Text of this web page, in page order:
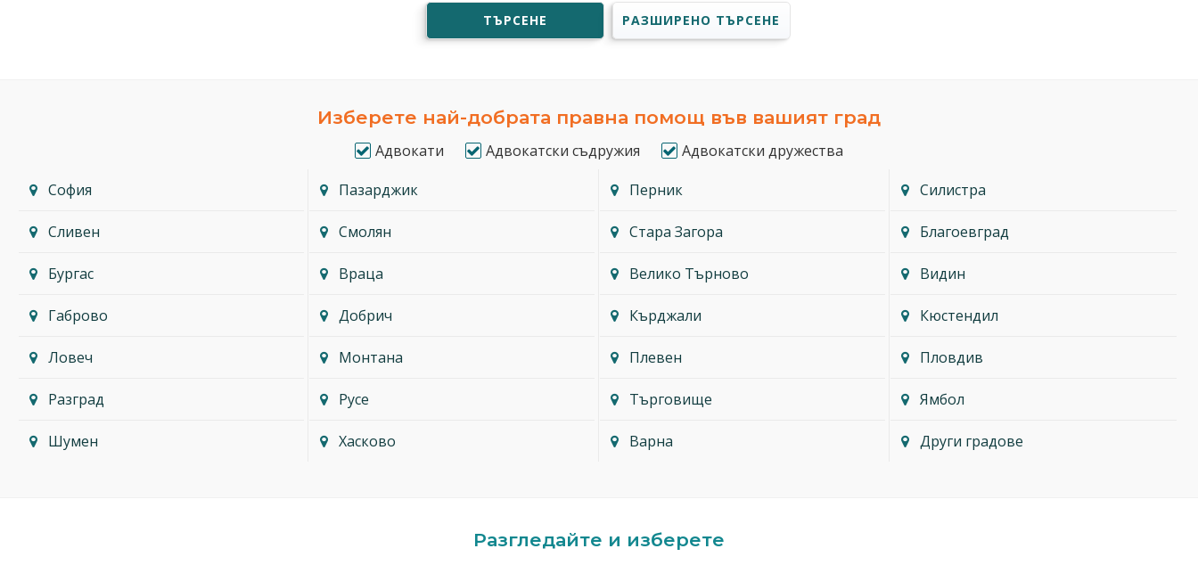
ТЪРСЕНЕ РАЗШИРЕНО ТЪРСЕНЕ
Изберете най-добрата правна помощ във вашият град
Адвокати Адвокатски съдружия
Адвокатски дружества
София
Пазарджик Перник Силистра
Сливен Смолян Стара Загора Благоевград
Бургас Враца Велико Търново Видин
Габрово Добрич Кърджали Кюстендил
Ловеч Монтана Плевен Пловдив
Разград Русе Търговище Ямбол
Шумен Хасково Варна Други градове
Разгледайте и изберете